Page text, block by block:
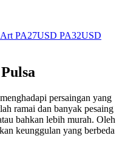
PA27USD PA32USD
persaingan yang
ramai dan banyak pesaing
bahkan lebih murah. Oleh
keunggulan yang berbeda